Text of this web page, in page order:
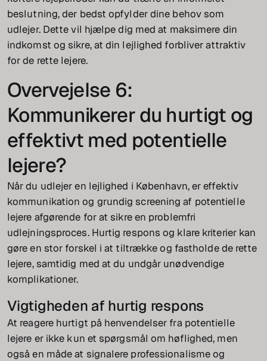
beslutning, der bedst opfylder dine behov som
udlejer. Dette vil hjælpe dig med at maksimere din
indkomst og sikre, at din lejlighed forbliver attraktiv
for de rette lejere.
Overvejelse 6:
Kommunikerer du hurtigt og
effektivt med potentielle
lejere?
Når du udlejer en lejlighed i København, er effektiv
kommunikation og grundig screening af potentielle
lejere afgørende for at sikre en problemfri
udlejningsproces. Hurtig respons og klare kriterier kan
gøre en stor forskel i at tiltrække og fastholde de rette
lejere, samtidig med at du undgår unødvendige
komplikationer.
Vigtigheden af hurtig respons
At reagere hurtigt på henvendelser fra potentielle
lejere er ikke kun et spørgsmål om høflighed, men
også en måde at signalere professionalisme og